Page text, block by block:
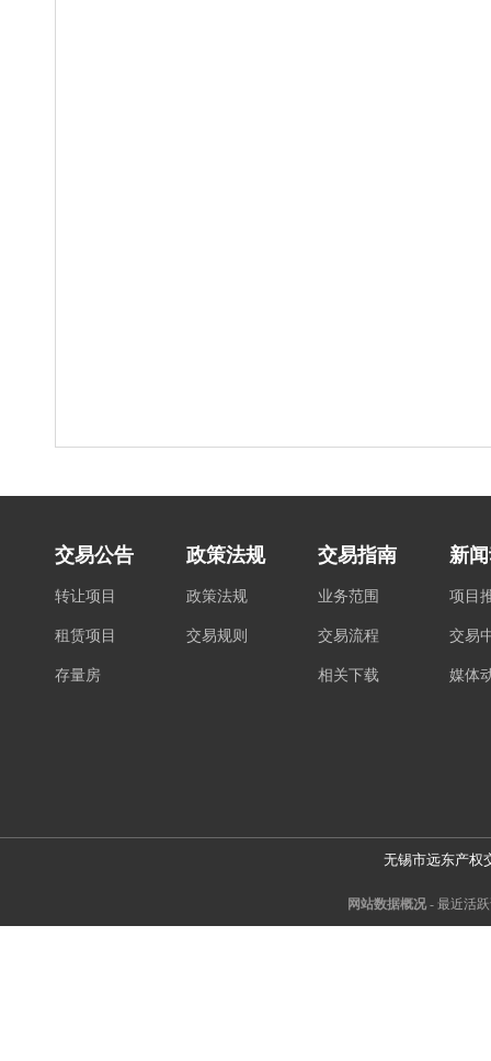
交易公告
转让项目
租赁项目
存量房
政策法规
政策法规
交易规则
交易指南
业务范围
交易流程
相关下载
新
项目
交易
媒体
无锡市远东产权
网站数据概况 - 最近活